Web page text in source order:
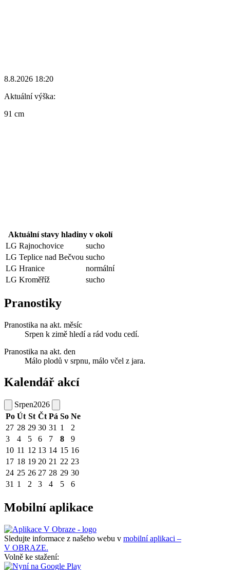
8.8.2026 18:20
Aktuální výška:
91 cm
Aktuální stavy hladiny v okolí
LG Rajnochovice
sucho
LG Teplice nad Bečvou sucho
LG Hranice
normální
LG Kroměříž
sucho
Pranostiky
Pranostika na akt. měsíc
Srpen k zimě hledí a rád vodu cedí.
Pranostika na akt. den
Málo plodů v srpnu, málo včel z jara.
Kalendář akcí
Srpen2026
Po Út St Čt Pá So Ne
27 28 29 30 31 1
2
3
4 5 6 7 8
9
10 11 12 13 14 15 16
17 18 19 20 21 22 23
24 25 26 27 28 29 30
31 1 2 3 4 5 6
Mobilní aplikace
Sledujte informace z našeho webu v mobilní aplikaci –
V OBRAZE.
Volně ke stažení: